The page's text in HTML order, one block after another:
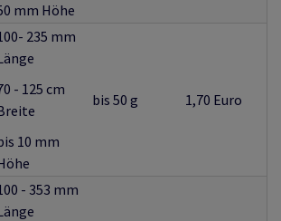
mm Höhe
235 mm
- 125 cm
10 mm
bis 50 g 1,70 Euro
- 353 mm